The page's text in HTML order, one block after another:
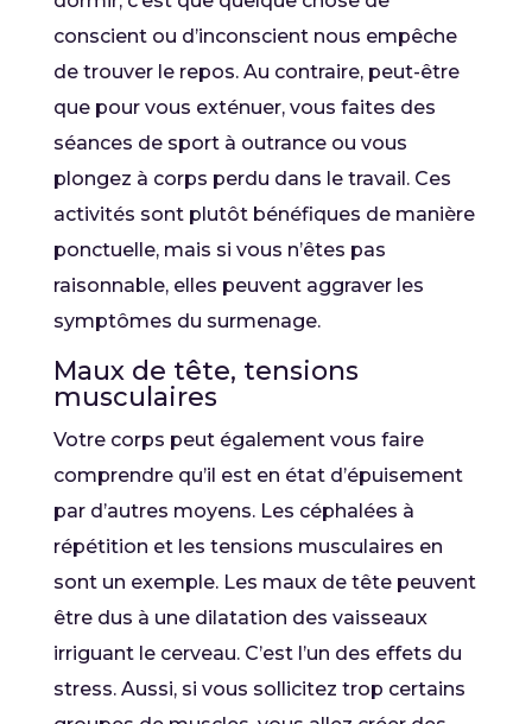
conscient ou d’inconscient nous empêche
de trouver le repos. Au contraire, peut-être
que pour vous exténuer, vous faites des
séances de sport à outrance ou vous
plongez à corps perdu dans le travail. Ces
activités sont plutôt bénéfiques de manière
ponctuelle, mais si vous n’êtes pas
raisonnable, elles peuvent aggraver les
symptômes du surmenage.
Maux de tête, tensions
musculaires
Votre corps peut également vous faire
comprendre qu’il est en état d’épuisement
par d’autres moyens. Les céphalées à
répétition et les tensions musculaires en
sont un exemple. Les maux de tête peuvent
être dus à une dilatation des vaisseaux
irriguant le cerveau. C’est l’un des effets du
stress. Aussi, si vous sollicitez trop certains